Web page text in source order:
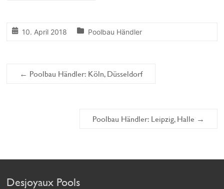
10. April 2018 Poolbau Händler
← Poolbau Händler: Köln, Düsseldorf
Poolbau Händler: Leipzig, Halle →
Desjoyaux Pools